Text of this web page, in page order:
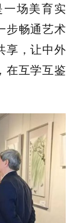
场美育实
步畅通艺术
享，让中外
在互学互鉴